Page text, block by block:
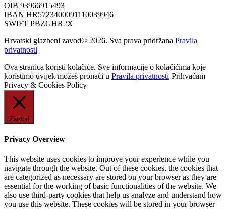
OIB 93966915493
IBAN HR5723400091110039946
SWIFT PBZGHR2X
Hrvatski glazbeni zavod© 2026. Sva prava pridržana Pravila
privatnosti
Ova stranica koristi kolačiće. Sve informacije o kolačićima koje
koristimo uvijek možeš pronaći u Pravila privatnosti Prihvaćam
Privacy & Cookies Policy
Zatvori
Privacy Overview
This website uses cookies to improve your experience while you
navigate through the website. Out of these cookies, the cookies that
are categorized as necessary are stored on your browser as they are
essential for the working of basic functionalities of the website. We
also use third-party cookies that help us analyze and understand how
you use this website. These cookies will be stored in your browser